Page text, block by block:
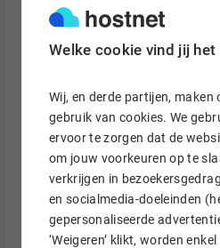
Welke cookie vind jij
Wij, en derde partijen, maken
gebruik van cookies. We
ervoor te zorgen dat de
om jouw voorkeuren op te
verkrijgen in
en socialmedia-doeleinden
gepersonaliseerde
‘Weigeren’ klikt, worden
Een van de meest gebruikte anti-
WordPress isAkismet Anti-spam.
spamdatabase, en filtert reacties
Vervolgens kun je de reacties
omgeving van je site.
2. CleanTalk
CleanTalkis een plugin die spam
reacties, bestellingen,
blokkeert spambots voordat ze je